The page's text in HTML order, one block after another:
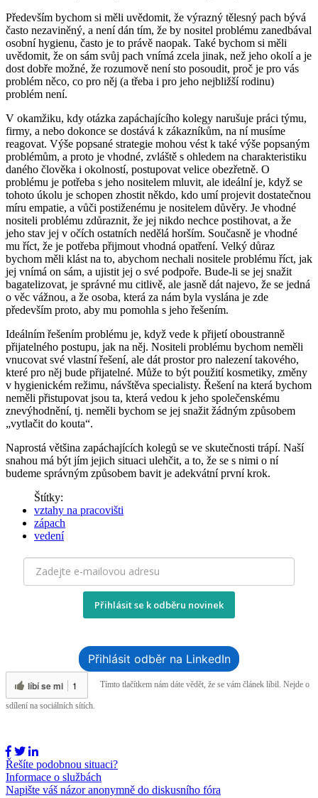
Především bychom si měli uvědomit, že výrazný tělesný pach bývá
často nezaviněný, a není dán tím, že by nositel problému zanedbával
osobní hygienu, často je to právě naopak. Také bychom si měli
uvědomit, že on sám svůj pach vnímá zcela jinak, než jeho okolí a je
dost dobře možné, že rozumově není sto posoudit, proč je pro vás
problém něco, co pro něj (a třeba i pro jeho nejbližší rodinu)
problém není.
V okamžiku, kdy otázka zapáchajícího kolegy narušuje práci týmu,
firmy, a nebo dokonce se dostává k zákazníkům, na ní musíme
reagovat. Výše popsané strategie mohou vést k také výše popsaným
problémům, a proto je vhodné, zvláště s ohledem na charakteristiku
daného člověka i okolností, postupovat velice obezřetně. O
problému je potřeba s jeho nositelem mluvit, ale ideální je, když se
tohoto úkolu je schopen zhostit někdo, kdo umí projevit dostatečnou
míru empatie, a vůči postiženému je nositelem důvěry. Je vhodné
nositeli problému zdůraznit, že jej nikdo nechce postihovat, a že
jeho stav jej v očích ostatních nedělá horším. Současně je vhodné
mu říct, že je potřeba přijmout vhodná opatření. Velký důraz
bychom měli klást na to, abychom nechali nositele problému říct, jak
jej vnímá on sám, a ujistit jej o své podpoře. Bude-li se jej snažit
bagatelizovat, je správné mu citlivě, ale jasně dát najevo, že se jedná
o věc vážnou, a že osoba, která za nám byla vyslána je zde
především proto, aby mu pomohla s jeho řešením.
Ideálním řešením problému je, když vede k přijetí oboustranně
přijatelného postupu, jak na něj. Nositeli problému bychom neměli
vnucovat své vlastní řešení, ale dát prostor pro nalezení takového,
které pro něj bude přijatelné. Může to být použití kosmetiky, změny
v hygienickém režimu, návštěva specialisty. Řešení na která bychom
neměli přistupovat jsou ta, která vedou k jeho společenskému
znevýhodnění, tj. neměli bychom se jej snažit žádným způsobem
„vytlačit do kouta“.
Naprostá většina zapáchajících kolegů se ve skutečnosti trápí. Naší
snahou má být jím jejich situaci ulehčit, a to, že se s nimi o ní
budeme správným způsobem bavit je adekvátní první krok.
Štítky:
vztahy na pracovišti
zápach
vedení
Přihlásit se k odběru novinek
Přihlásit odběr na LinkedIn
líbí se mi 1 Tímto tlačítkem nám dáte vědět, že se vám článek líbil. Nejde o
sdílení na sociálních sítích.
Řešíte podobnou situaci?
Informace o službách
Napište váš názor anonymně do diskusního fóra